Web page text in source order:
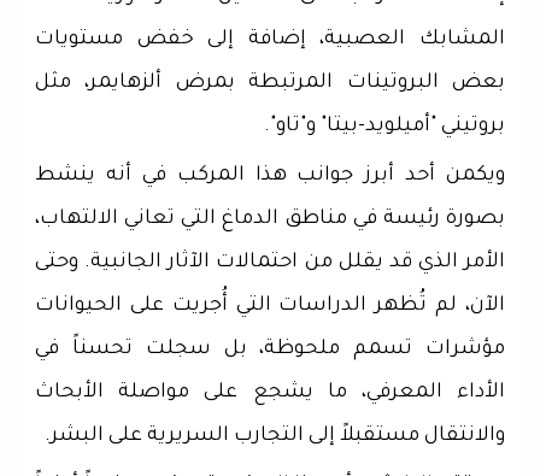
المشابك العصبية، إضافة إلى خفض مستويات
بعض البروتينات المرتبطة بمرض ألزهايمر، مثل
بروتيني "أميلويد-بيتا" و"تاو".
ويكمن أحد أبرز جوانب هذا المركب في أنه ينشط
بصورة رئيسة في مناطق الدماغ التي تعاني الالتهاب،
الأمر الذي قد يقلل من احتمالات الآثار الجانبية. وحتى
الآن، لم تُظهر الدراسات التي أُجريت على الحيوانات
مؤشرات تسمم ملحوظة، بل سجلت تحسناً في
الأداء المعرفي، ما يشجع على مواصلة الأبحاث
والانتقال مستقبلاً إلى التجارب السريرية على البشر.